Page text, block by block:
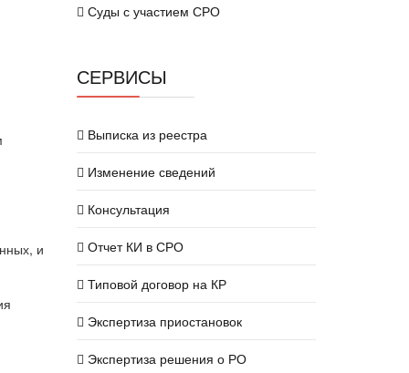
и
Суды с участием СРО
СЕРВИСЫ
Выписка из реестра
Изменение сведений
Консультация
Отчет КИ в СРО
Типовой договор на КР
Экспертиза приостановок
Экспертиза решения о РО